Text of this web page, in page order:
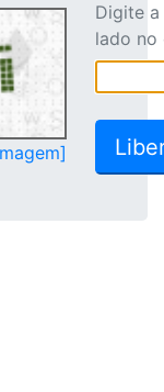
Digite
lado no